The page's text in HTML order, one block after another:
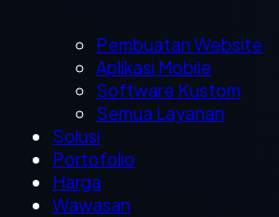
Pembuatan Website
Aplikasi Mobile
Software Kustom
Semua Layanan
Solusi
Portofolio
Harga
Wawasan